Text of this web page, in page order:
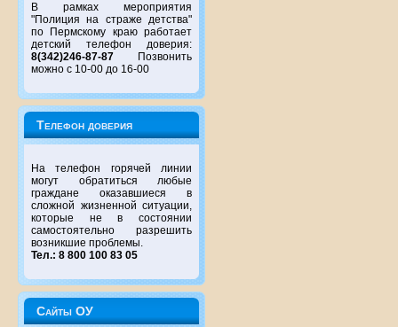
В рамках мероприятия
"Полиция на страже детства"
по Пермскому краю работает
детский телефон доверия:
8(342)246-87-87 Позвонить
можно с 10-00 до 16-00
Телефон доверия
На телефон горячей линии
могут обратиться любые
граждане оказавшиеся в
сложной жизненной ситуации,
которые не в состоянии
самостоятельно разрешить
возникшие проблемы.
Тел.: 8 800 100 83 05
Сайты ОУ